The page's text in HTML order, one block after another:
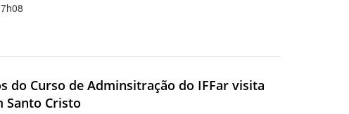
do Curso de Adminsitração do IFFar visita
Santo Cristo